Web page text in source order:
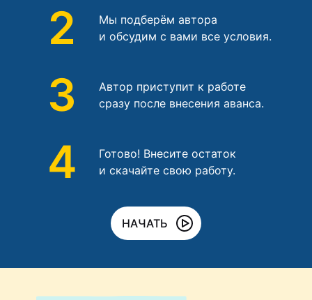
2
Мы подберём автора
и обсудим с вами все условия.
3
Автор приступит к работе
сразу после внесения аванса.
4
Готово! Внесите остаток
и скачайте свою работу.
НАЧАТЬ